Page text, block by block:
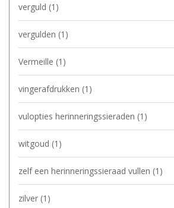
verguld (1)
vergulden (1)
Vermeille (1)
vingerafdrukken (1)
vulopties herinneringssieraden (1)
witgoud (1)
zelf een herinneringssieraad vullen (1)
zilver (1)